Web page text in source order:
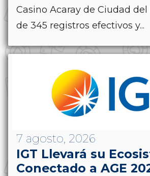
Casino Acaray de Ciudad
de 345 registros efectivos y...
7 agosto, 2026
IGT Llevará su
Conectado a AGE